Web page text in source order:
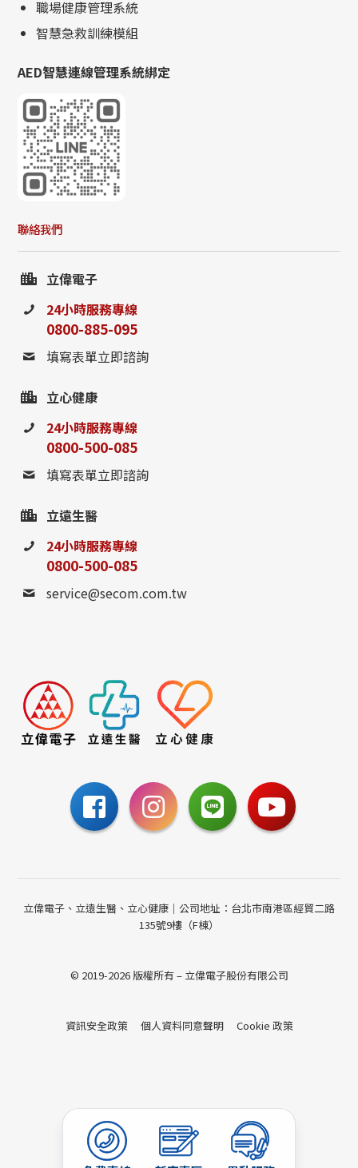
0800-885-095
請至聯絡我們填寫表單，
或撥打24小時免費諮詢電話
聯絡我們
職場健康管理系統
智慧急救訓練模組
AED智慧連線管理系統綁定
聯絡我們
立偉電子
24小時服務專線
0800-885-095
填寫表單立即諮詢
立心健康
24小時服務專線
0800-500-085
填寫表單立即諮詢
立遠生醫
24小時服務專線
0800-500-085
service@secom.com.tw
立偉電子、立遠生醫、立心健康｜公司地址：台北市南港區經貿二路
135號9樓（F棟）
© 2019-2026 版權所有 – 立偉電子股份有限公司
資訊安全政策 個人資料同意聲明 Cookie 政策